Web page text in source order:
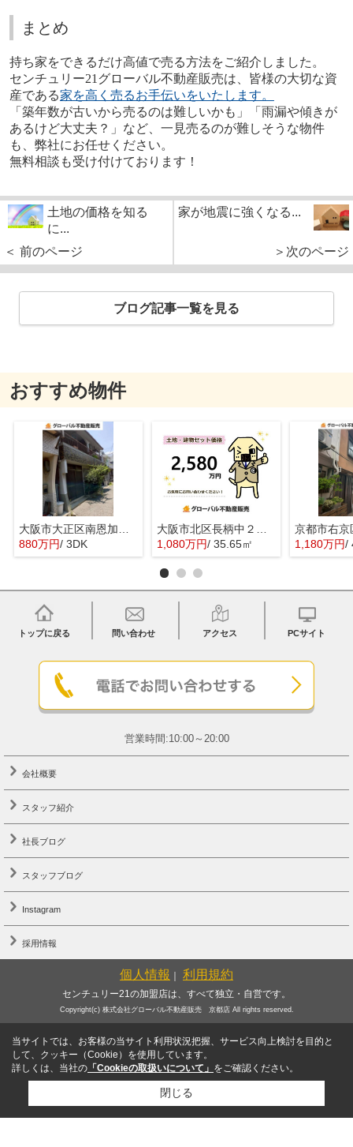
まとめ
持ち家をできるだけ高値で売る方法をご紹介しました。
センチュリー21 グローバル不動産販売は、皆様の大切な資
産である家を高く売るお手伝いをいたします。
「築年数が古いから売るのは難しいかも」「雨漏や傾きが
あるけど大丈夫？」など、一見売るのが難しそうな物件
も、弊社にお任せください。
無料相談も受け付けております！
土地の価格を知る
に...
＜ 前のページ
家が地震に強くなる...
＞次のページ
ブログ記事一覧を見る
おすすめ物件
880万円/ 3DK
1,080万円/ 35.65㎡ 1,180万円/
トップに戻る 問い合わせ アクセス PCサイト
営業時間:10:00～20:00
会社概要
スタッフ紹介
社長ブログ
スタッフブログ
Instagram
採用情報
個人情報 利用規約
センチュリー21の加盟店は、すべて独立・自営です。
Copyright(c) 株式会社グローバル不動産販売 京都店 All rights reserved.
当サイトでは、お客様の当サイト利用状況把握、サービス向上検討を目的と
して、クッキー（Cookie）を使用しています。
詳しくは、当社の 「Cookieの取扱いについて」 をご確認ください。
閉じる